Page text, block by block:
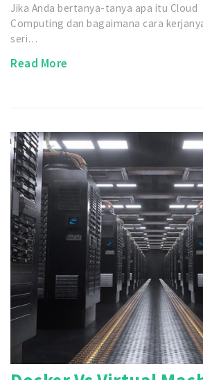
Jika Anda bertanya-tanya apa itu Cloud
Computing dan bagaimana cara
seri…
Read More